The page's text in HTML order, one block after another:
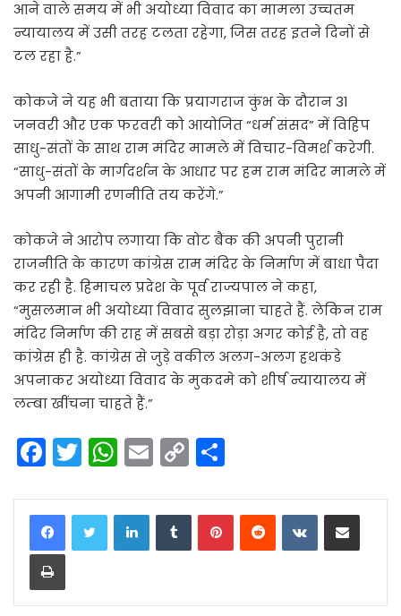
आने वाले समय में भी अयोध्या विवाद का मामला उच्चतम
न्यायालय में उसी तरह टलता रहेगा, जिस तरह इतने दिनों से
टल रहा है.”
कोकजे ने यह भी बताया कि प्रयागराज कुंभ के दौरान 31
जनवरी और एक फरवरी को आयोजित “धर्म संसद” में विहिप
साधु-संतों के साथ राम मंदिर मामले में विचार-विमर्श करेगी.
“साधु-संतों के मार्गदर्शन के आधार पर हम राम मंदिर मामले में
अपनी आगामी रणनीति तय करेंगे.”
कोकजे ने आरोप लगाया कि वोट बैंक की अपनी पुरानी
राजनीति के कारण कांग्रेस राम मंदिर के निर्माण में बाधा पैदा
कर रही है. हिमाचल प्रदेश के पूर्व राज्यपाल ने कहा,
“मुसलमान भी अयोध्या विवाद सुलझाना चाहते हैं. लेकिन राम
मंदिर निर्माण की राह में सबसे बड़ा रोड़ा अगर कोई है, तो वह
कांग्रेस ही है. कांग्रेस से जुड़े वकील अलग-अलग हथकंडे
अपनाकर अयोध्या विवाद के मुकदमे को शीर्ष न्यायालय में
लम्बा खींचना चाहते हैं.”
F
a
c
e
b
o
T
w
itt
er
W
h
a
ts
p
E
m
ai
C
o
p
n
ar
LinkedInTumblrPinterestReddit VKontakteShare via Email
Print